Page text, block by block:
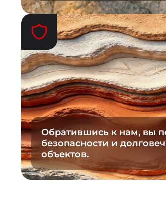
Обратившись к нам, вы
безопасности и
объектов.